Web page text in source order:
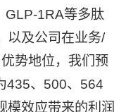
GLP-1RA等多肽
以及公司在业务/
势地位，我们预
435、500、564
模效应带来的利润